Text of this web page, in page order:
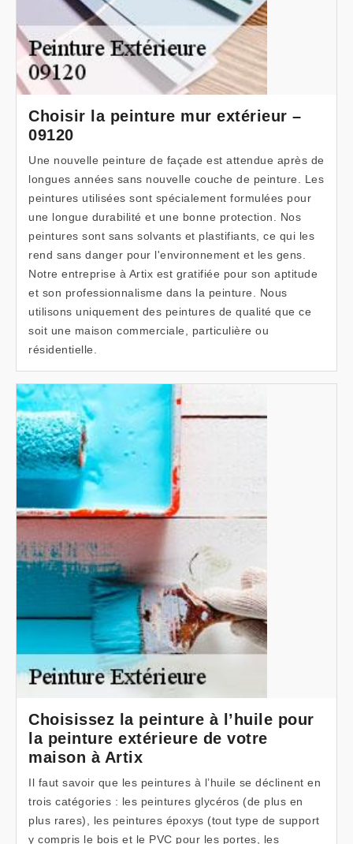
Choisir la peinture mur extérieur –
09120
Une nouvelle peinture de façade est attendue après de
longues années sans nouvelle couche de peinture. Les
peintures utilisées sont spécialement formulées pour
une longue durabilité et une bonne protection. Nos
peintures sont sans solvants et plastifiants, ce qui les
rend sans danger pour l'environnement et les gens.
Notre entreprise à Artix est gratifiée pour son aptitude
et son professionnalisme dans la peinture. Nous
utilisons uniquement des peintures de qualité que ce
soit une maison commerciale, particulière ou
résidentielle.
Choisissez la peinture à l’huile pour
la peinture extérieure de votre
maison à Artix
Il faut savoir que les peintures à l’huile se déclinent en
trois catégories : les peintures glycéros (de plus en
plus rares), les peintures époxys (tout type de support
y compris le bois et le PVC pour les portes, les